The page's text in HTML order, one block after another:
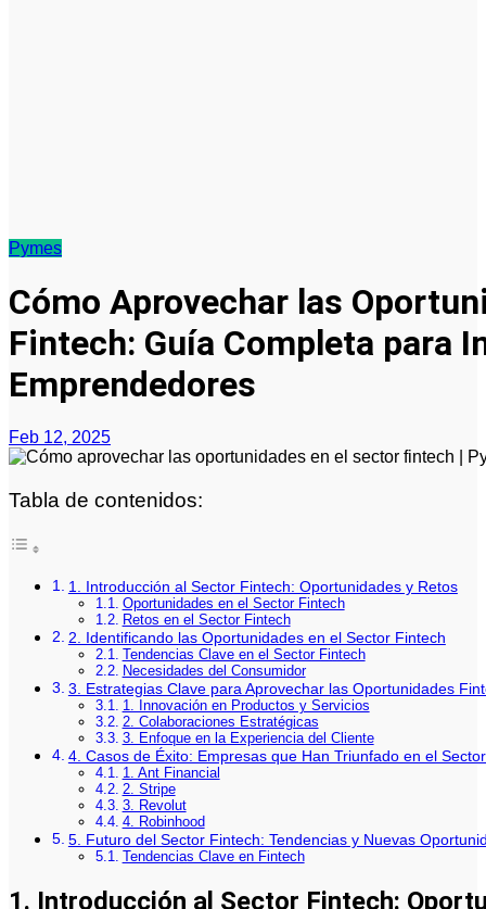
Pymes
Cómo Aprovechar las
Fintech: Guía Completa para
Emprendedores
Feb 12, 2025
Tabla de contenidos:
1. Introducción al Sector Fintech: Oportunidades y Retos
Oportunidades en el Sector Fintech
Retos en el Sector Fintech
2. Identificando las Oportunidades en el Sector Fintech
Tendencias Clave en el Sector Fintech
Necesidades del Consumidor
3. Estrategias Clave para Aprovechar las Oportunidades
1. Innovación en Productos y Servicios
2. Colaboraciones Estratégicas
3. Enfoque en la Experiencia del Cliente
4. Casos de Éxito: Empresas que Han Triunfado en el
1. Ant Financial
2. Stripe
3. Revolut
4. Robinhood
5. Futuro del Sector Fintech: Tendencias y Nuevas
Tendencias Clave en Fintech
1. Introducción al Sector Fintech: